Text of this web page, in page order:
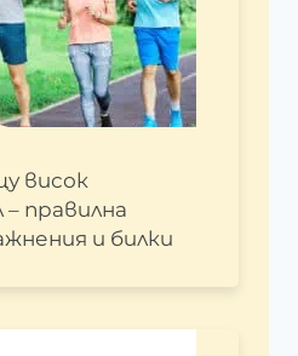
висок
правилна
и билки